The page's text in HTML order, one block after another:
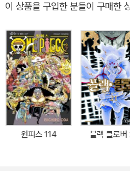
이 상품을 구입한 분들이 구매한
원피스 114 블랙 클로버